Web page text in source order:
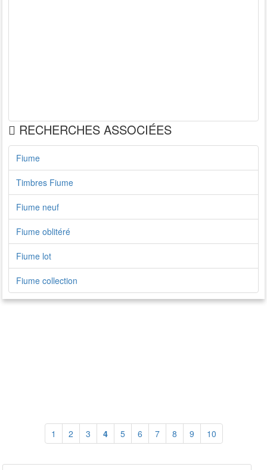
RECHERCHES ASSOCIÉES
Fiume
Timbres Fiume
Fiume neuf
Fiume oblitéré
Fiume lot
Fiume collection
1 2 3 4 5 6 7 8 9 10